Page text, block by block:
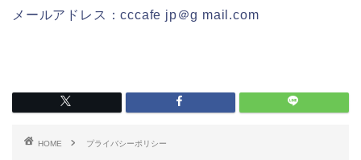
メールアドレス：cccafe jp＠g mail.com
HOME プライバシーポリシー